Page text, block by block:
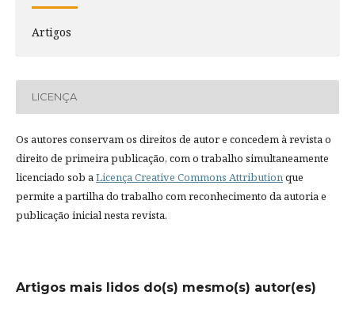
Artigos
LICENÇA
Os autores conservam os direitos de autor e concedem à revista o
direito de primeira publicação, com o trabalho simultaneamente
licenciado sob aLicença Creative Commons Attributionque
permite a partilha do trabalho com reconhecimento da autoria e
publicação inicial nesta revista.
Artigos mais lidos do(s) mesmo(s) autor(es)